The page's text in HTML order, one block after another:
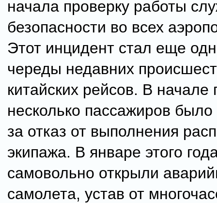
начала проверку работы
безопасности во всех
Этот инцидент стал еще
череды недавних
китайских рейсов. В начале
несколько пассажиров
за отказ от выполнения
экипажа. В январе этого
самовольно открыли
самолета, устав от